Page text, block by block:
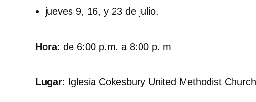
jueves 9, 16, y 23 de julio.
Hora: de 6:00 p.m. a 8:00 p. m
Lugar: Iglesia Cokesbury United Methodist Church